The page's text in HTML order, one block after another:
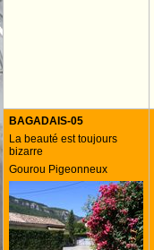
BAGADAIS-05
La beauté est toujours
bizarre
Gourou Pigeonneux